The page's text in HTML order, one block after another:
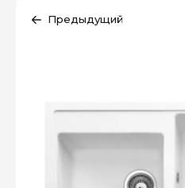
Предыдущий